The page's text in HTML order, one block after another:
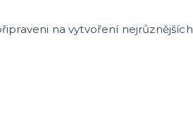
na vytvoření nejrůznějších